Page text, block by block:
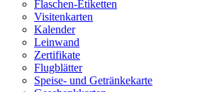
Flaschen-Etiketten
Visitenkarten
Kalender
Leinwand
Zertifikate
Flugblätter
Speise- und Getränkekarte